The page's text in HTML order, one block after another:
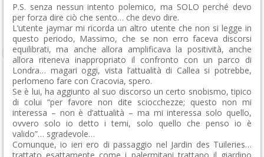
P.S. senza nessun intento polemico, ma SOLO perché devo
per forza dire ciò che sento… che devo dire.
L’utente jaymar mi ricorda un altro utente che non si legge in
questo periodo, Massimo, che se non erro faceva discorsi
equilibrati, ma anche allora amplificava la positività, anche
allora riteneva inappropriato il confronto con un parco di
Londra… magari oggi, vista l’attualità di Callea si potrebbe,
perlomeno fare con Cracovia, spero.
Se è lui, ha aggiunto al suo discorso un certo snobismo, tipico
di colui “per favore non dite sciocchezze; questo non mi
interessa – non è d’attualità – ma mi interessa solo quello,
ovvero solo io detto i temi, solo quello che penso io è
valido”… sgradevole…
Comunque, io ieri ero di passaggio nel Jardin des Tuileries…
trattato esattamente come i palermitani trattano il giardino